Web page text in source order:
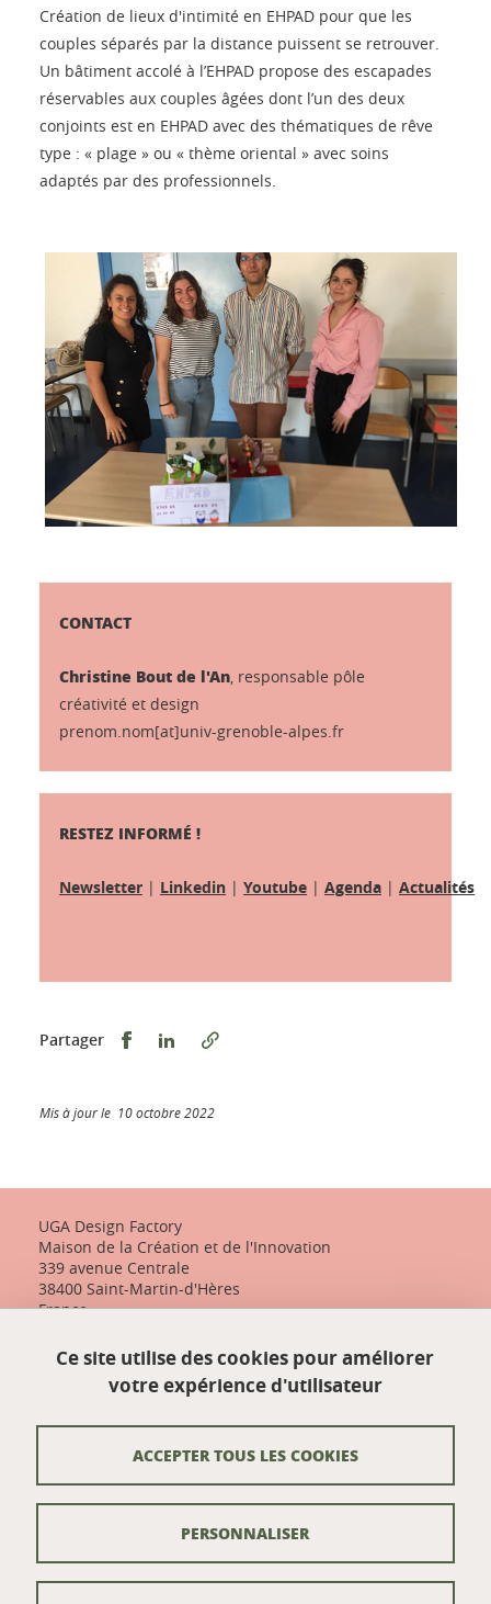
Création de lieux d'intimité en EHPAD pour que les
couples séparés par la distance puissent se retrouver.
Un bâtiment accolé à l’EHPAD propose des escapades
réservables aux couples âgées dont l’un des deux
conjoints est en EHPAD avec des thématiques de rêve
type : « plage » ou « thème oriental » avec soins
adaptés par des professionnels.
CONTACT
Christine Bout de l'An, responsable pôle
créativité et design
prenom.nom[at]univ-grenoble-alpes.fr
RESTEZ INFORMÉ !
Newsletter | Linkedin | Youtube | Agenda | Actualités
Partager Partager sur Facebook
Partager sur LinkedIn
Mis à jour le 10 octobre 2022
UGA Design Factory
Maison de la Création et de l'Innovation
339 avenue Centrale
38400 Saint-Martin-d'Hères
France
+33 (0)4 57 04 10 55
designfactory-contact@univ-grenoble-alpes.fr
Nos actualités
Contact
Venir à UGA Design Factory
Crédits
Ce site utilise des cookies pour améliorer
votre expérience d'utilisateur
ACCEPTER TOUS LES COOKIES
PERSONNALISER